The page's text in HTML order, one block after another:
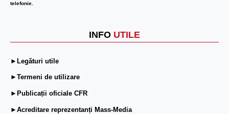
telefonie.
INFO UTILE
►Legături utile
►Termeni de utilizare
►Publicații oficiale CFR
►Acreditare reprezentanți Mass-Media